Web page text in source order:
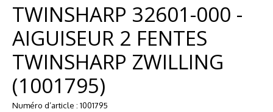
TWINSHARP 32601-000 -
AIGUISEUR 2 FENTES
TWINSHARP ZWILLING
(1001795)
Numéro d’article : 1001795